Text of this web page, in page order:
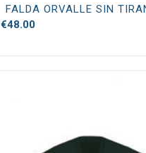
FALDA ORVALLE SIN
€48.00